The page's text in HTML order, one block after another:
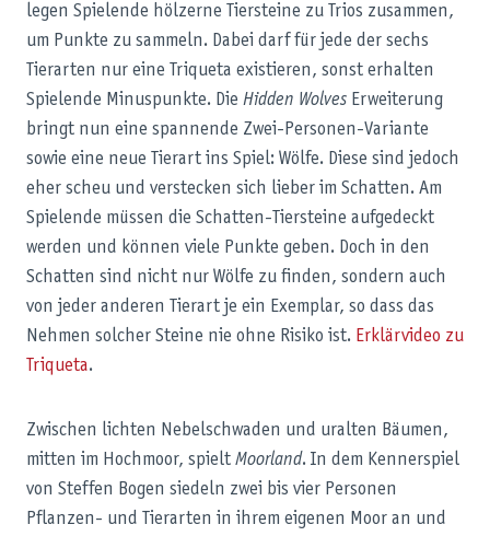
legen Spielende hölzerne Tiersteine zu Trios zusammen,
um Punkte zu sammeln. Dabei darf für jede der sechs
Tierarten nur eine Triqueta existieren, sonst erhalten
Spielende Minuspunkte. Die Hidden Wolves Erweiterung
bringt nun eine spannende Zwei-Personen-Variante
sowie eine neue Tierart ins Spiel: Wölfe. Diese sind jedoch
eher scheu und verstecken sich lieber im Schatten. Am
Spielende müssen die Schatten-Tiersteine aufgedeckt
werden und können viele Punkte geben. Doch in den
Schatten sind nicht nur Wölfe zu finden, sondern auch
von jeder anderen Tierart je ein Exemplar, so dass das
Nehmen solcher Steine nie ohne Risiko ist. Erklärvideo zu
Triqueta.
Zwischen lichten Nebelschwaden und uralten Bäumen,
mitten im Hochmoor, spielt Moorland. In dem Kennerspiel
von Steffen Bogen siedeln zwei bis vier Personen
Pflanzen- und Tierarten in ihrem eigenen Moor an und